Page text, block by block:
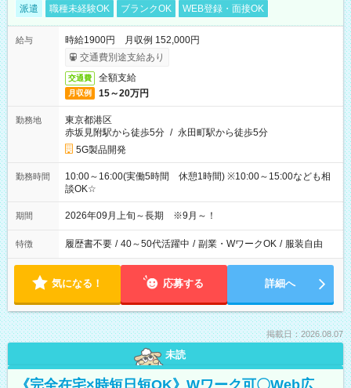
派遣 職種未経験OK ブランクOK WEB登録・面接OK
給与
時給1900円 月収例 152,000円
交通費別途支給あり
交通費 全額支給
月収例 15～20万円
勤務地
東京都港区
赤坂見附駅から徒歩5分 / 永田町駅から徒歩5分
5G製品開発
勤務時間
10:00～16:00(実働5時間 休憩1時間) ※10:00～15:00なども相
談OK☆
期間 2026年09月上旬～長期 ※9月～！
特徴 履歴書不要 / 40～50代活躍中 / 副業・WワークOK / 服装自由
気になる！ 応募する 詳細へ
掲載日：2026.08.07
未読
《完全在宅×時短日短OK》Wワーク可〇Web広